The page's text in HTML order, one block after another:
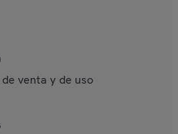
venta y de uso